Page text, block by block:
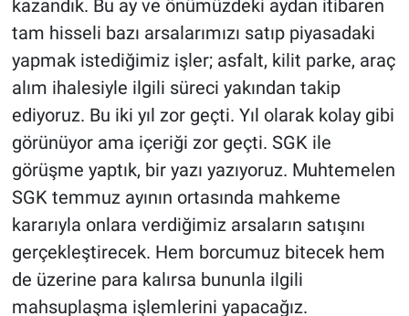
kazandık. Bu ay ve önümüzdeki aydan itibaren
tam hisseli bazı arsalarımızı satıp piyasadaki
yapmak istediğimiz işler; asfalt, kilit parke, araç
alım ihalesiyle ilgili süreci yakından takip
ediyoruz. Bu iki yıl zor geçti. Yıl olarak kolay gibi
görünüyor ama içeriği zor geçti. SGK ile
görüşme yaptık, bir yazı yazıyoruz. Muhtemelen
SGK temmuz ayının ortasında mahkeme
kararıyla onlara verdiğimiz arsaların satışını
gerçekleştirecek. Hem borcumuz bitecek hem
de üzerine para kalırsa bununla ilgili
mahsuplaşma işlemlerini yapacağız.